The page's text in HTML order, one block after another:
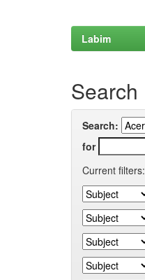
Labim
Search
Search:
for
Current filters: